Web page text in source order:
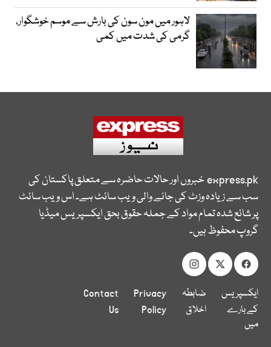
لاہور میں مون سون کی بارش سے موسم خوشگوار،
گرمی کی شدت میں کمی
express.pkخبروں اور حالات حاضرہ سے متعلق پاکستان کی
سب سے زیادہ وزٹ کی جانے والی ویب سائٹ ہے۔ اس ویب سائٹ
پر شائع شدہ تمام مواد کے جملہ حقوق بحق ایکسپریس میڈیا
گروپ محفوظ ہیں۔
ایکسپریس
کے بارے
میں
ضابطہ
اخلاق
Privacy
Policy
Contact
Us